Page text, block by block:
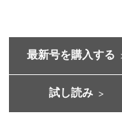
最新号を購入する
試し読み